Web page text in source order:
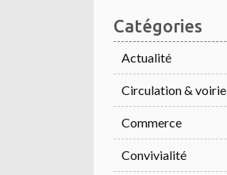
Catégories
Actualité
Circulation & voirie
Commerce
Convivialité